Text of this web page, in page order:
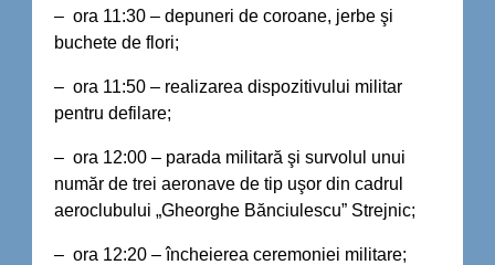
– ora 11:30 – depuneri de coroane, jerbe şi
buchete de flori;
– ora 11:50 – realizarea dispozitivului militar
pentru defilare;
– ora 12:00 – parada militară şi survolul unui
număr de trei aeronave de tip uşor din cadrul
aeroclubului „Gheorghe Bănciulescu” Strejnic;
– ora 12:20 – încheierea ceremoniei militare;